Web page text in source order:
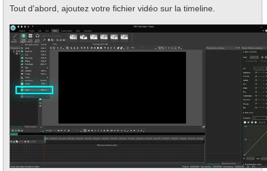
Tout d'abord, ajoutez votre fichier vidéo sur la timeline.